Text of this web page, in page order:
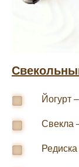
Йогурт
Свекла